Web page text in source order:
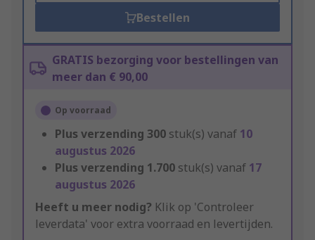
Bestellen
GRATIS bezorging voor bestellingen van
meer dan € 90,00
Op voorraad
Plus verzending 300 stuk(s) vanaf 10
augustus 2026
Plus verzending 1.700 stuk(s) vanaf 17
augustus 2026
Heeft u meer nodig? Klik op 'Controleer
leverdata' voor extra voorraad en levertijden.